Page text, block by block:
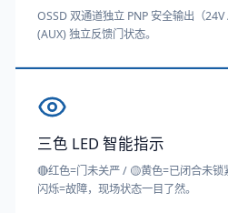
OSSD 双通道独立 PNP 安全输出（
(AUX) 独立反馈门状态。
三色 LED 智能指示
🔴红色=门未关严 / 🟡黄色=已闭合未
闪烁=故障，现场状态一目了然。